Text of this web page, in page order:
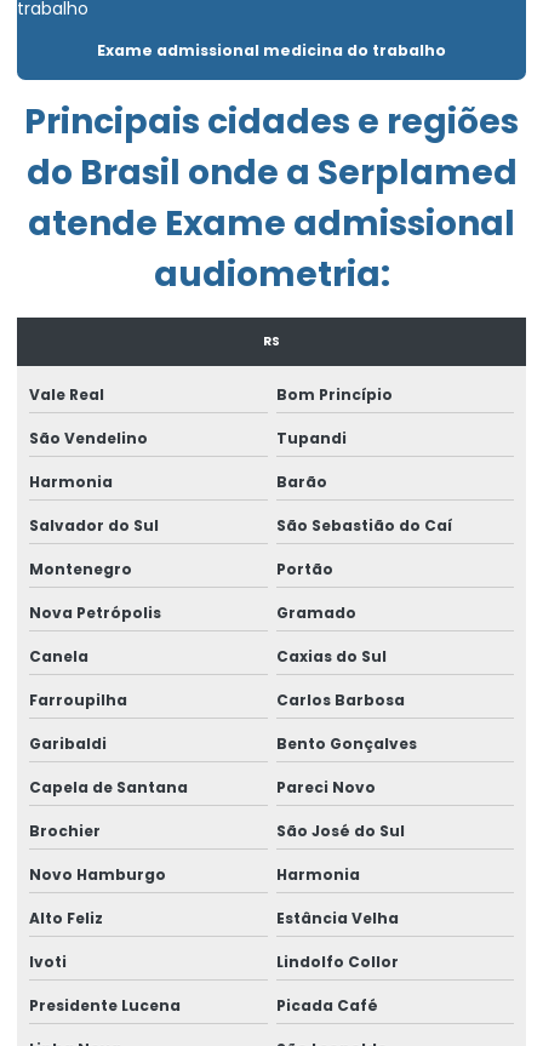
Elaborar pgr
Emissão de laudo de insalubridade
Emissão de laudo de periculosidade
Empresa de consultoria empresarial
Empresa laudo de periculosidade
Empresa que elabora pgr
Empresa que faz ltcat
Empresa que faz pcmso
Empresa de treinamento de segurança do trabalho
Enviar eventos esocial
Envio do evento s 2221
Envio eventos periódicos esocial
Envio eventos sst esocial
Envio de sst
Exame admissional audiometria
Exame admissional clínica
Exame admissional para empresas
Exame admissional medicina do trabalho
Principais cidades e regiões
do Brasil onde a Serplamed
atende Exame admissional
audiometria:
RS
Vale Real Bom Princípio
São Vendelino Tupandi
Harmonia Barão
Salvador do Sul São Sebastião do Caí
Montenegro Portão
Nova Petrópolis Gramado
Canela Caxias do Sul
Farroupilha Carlos Barbosa
Garibaldi Bento Gonçalves
Capela de Santana Pareci Novo
Brochier São José do Sul
Novo Hamburgo Harmonia
Alto Feliz Estância Velha
Ivoti Lindolfo Collor
Presidente Lucena Picada Café